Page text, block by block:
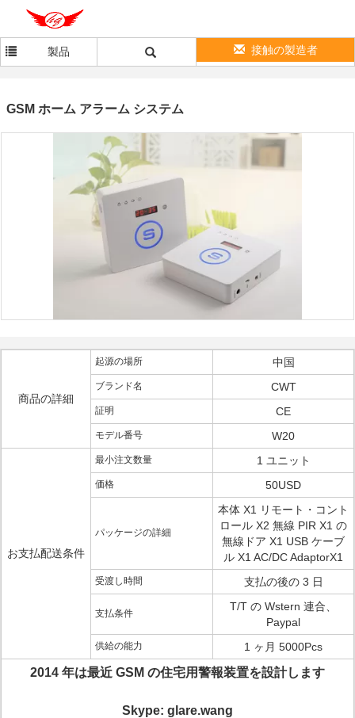
製品 接触の製造者
GSM ホーム アラーム システム
商品の詳細
起源の場所 中国
ブランド名 CWT
証明 CE
モデル番号 W20
お支払配送条件
最小注文数量 1 ユニット
価格 50USD
パッケージの詳細
本体 X1 リモート・コント
ロール X2 無線 PIR X1 の
無線ドア X1 USB ケーブ
ル X1 AC/DC AdaptorX1
受渡し時間 支払の後の 3 日
支払条件
T/T の Wstern 連合、
Paypal
供給の能力 1 ヶ月 5000Pcs
2014 年は最近 GSM の住宅用警報装置を設計します
Skype: glare.wang